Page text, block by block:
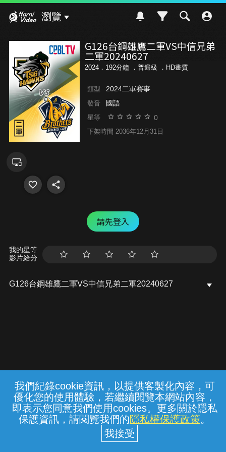
我們紀錄cookie資訊，以提供客製化內容，可
優化您的使用體驗，若繼續閱覽本網站內容，
即表示您同意我們使用cookies。更多關於隱私
保護資訊，請閱覽我們的隱私權保護政策。
瀏覽
G126台鋼雄鷹二軍VS中信兄弟
二軍20240627
2024．192分鐘 ． 普遍級 ．HD畫質
類型 2024二軍賽事
發音 國語
星等 0
下架時間 2036年12月31日
請先登入
我的星等
影片給分
G126台鋼雄鷹二軍VS中信兄弟二軍20240627
常見問題 線上客服 服務條款 隱私權保護
中華電信股份有限公司個人家庭分公司
(統一編號：96979949) © 2026
{{notifyMsg}}